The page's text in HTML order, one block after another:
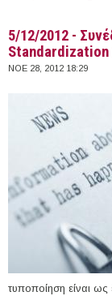
5/12/2012 -
Standardization
ΝΟΕ 28, 2012 18:29
τυποποίηση είναι ως